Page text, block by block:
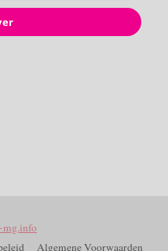
mg.info
Algemene Voorwaarden